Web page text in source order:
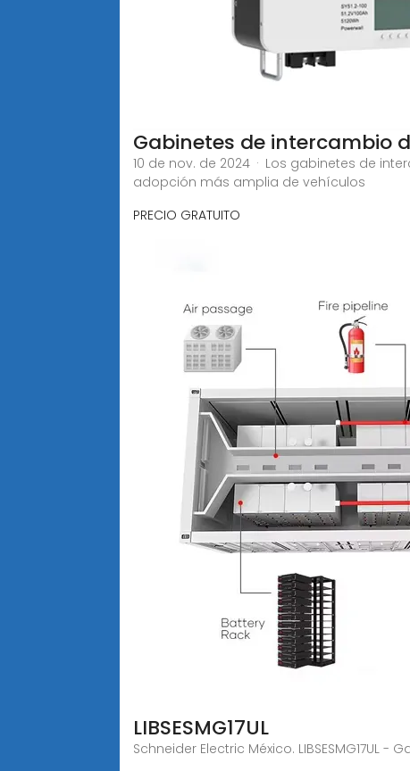
Gabinetes de intercambio
10 de nov. de 2024 · Los gabinetes de
adopción más amplia de vehículos
PRECIO GRATUITO
LIBSESMG17UL
Schneider Electric México.